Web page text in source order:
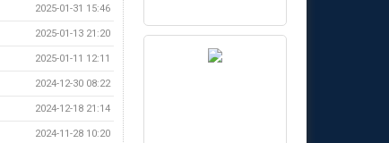
2025-01-31 15:46
2025-01-13 21:20
2025-01-11 12:11
2024-12-30 08:22
2024-12-18 21:14
2024-11-28 10:20